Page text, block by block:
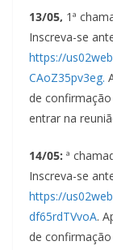
13/05, 1ª
Inscreva-se
https://
CAoZ35pv3eg.
de
entrar na
14/05: ª
Inscreva-se
https://
df65rdTVvoA.
de